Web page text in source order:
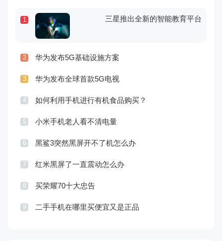
1 三星推出全新的智能教育平台
2 华为发布5G基础设施方案
3 华为发布全球首款5G电视
4 如何利用手机进行有机食品购买？
5 小米手机老人看不清电量
6 黑鲨3突然黑屏开不了机怎么办
7 红米黑屏了一直震动怎么办
8 买荣耀70十大忠告
9 二手手机在哪里买便宜又是正品